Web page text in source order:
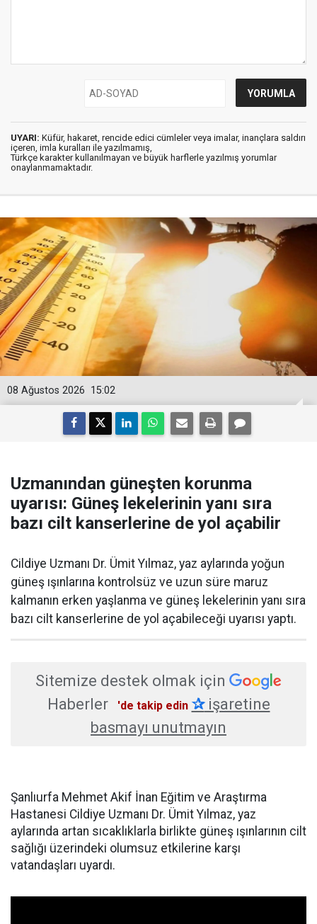
UYARI: Küfür, hakaret, rencide edici cümleler veya imalar, inançlara saldırı
içeren, imla kuralları ile yazılmamış,
Türkçe karakter kullanılmayan ve büyük harflerle yazılmış yorumlar
onaylanmamaktadır.
15:02
08 Ağustos 2026
Uzmanından güneşten korunma
uyarısı: Güneş lekelerinin yanı sıra
bazı cilt kanserlerine de yol açabilir
Cildiye Uzmanı Dr. Ümit Yılmaz, yaz aylarında yoğun
güneş ışınlarına kontrolsüz ve uzun süre maruz
kalmanın erken yaşlanma ve güneş lekelerinin yanı sıra
bazı cilt kanserlerine de yol açabileceği uyarısı yaptı.
Sitemize destek olmak için
Haberler
'de takip edin ✰işaretine
basmayı unutmayın
Şanlıurfa Mehmet Akif İnan Eğitim ve Araştırma
Hastanesi Cildiye Uzmanı Dr. Ümit Yılmaz, yaz
aylarında artan sıcaklıklarla birlikte güneş ışınlarının cilt
sağlığı üzerindeki olumsuz etkilerine karşı
vatandaşları uyardı.